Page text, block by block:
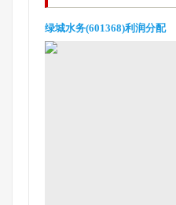
绿城水务(601368)利润分配